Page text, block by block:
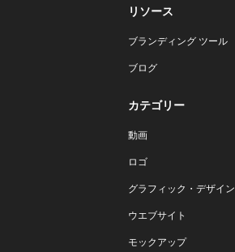
リソース
ブランディング ツール
ブログ
カテゴリー
動画
ロゴ
グラフィック・デザイン
ウエブサイト
モックアップ